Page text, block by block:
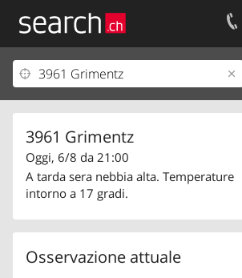
3961 Grimentz
Oggi, 6/8 da 21:00
A tarda sera nebbia alta. Temperature
intorno a 17 gradi.
Osservazione attuale
Il vostro profolio
Area clienti